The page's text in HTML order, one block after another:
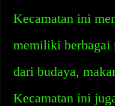
Kecamatan ini
memiliki berbagai
dari budaya,
Kecamatan ini